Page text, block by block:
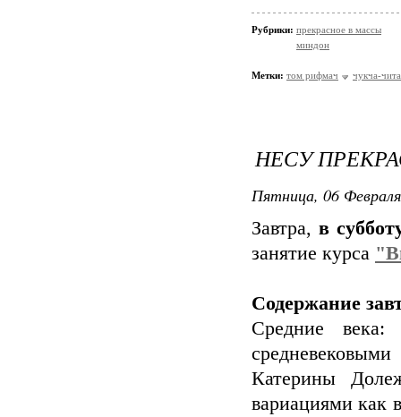
Рубрики: прекрасное в массы
миндон
Метки: том рифмач чукча-
НЕСУ
Пятница, 06
Завтра, в
занятие курса
Содержание
Средние
Катерины
вариациями как